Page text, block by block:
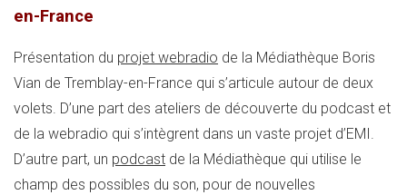
en-France
Présentation du projet webradio de la Médiathèque Boris
Vian de Tremblay-en-France qui s’articule autour de deux
volets. D’une part des ateliers de découverte du podcast et
de la webradio qui s’intègrent dans un vaste projet d’EMI.
D’autre part, un podcast de la Médiathèque qui utilise le
champ des possibles du son, pour de nouvelles